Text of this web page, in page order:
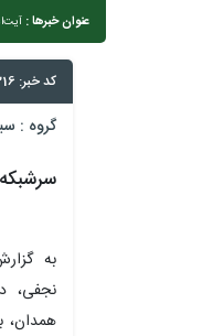
عنوان خبرها :
کد خبر: 6316
گروه :
به
نجفی،
همدان،